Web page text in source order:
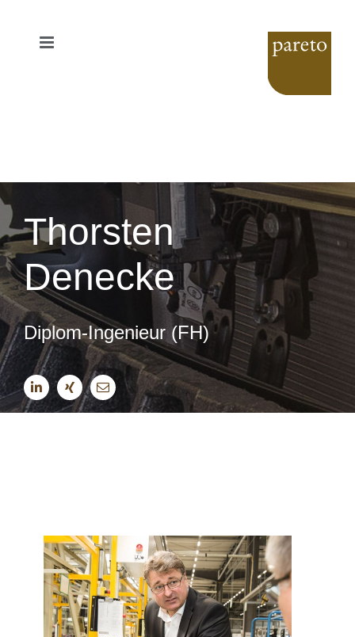
Thorsten
Denecke
Diplom-Ingenieur (FH)